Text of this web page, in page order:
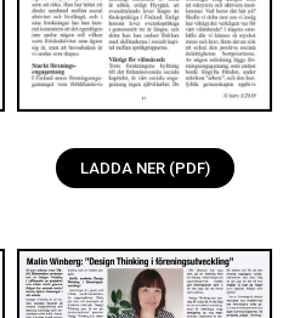
LADDA NER (PDF)